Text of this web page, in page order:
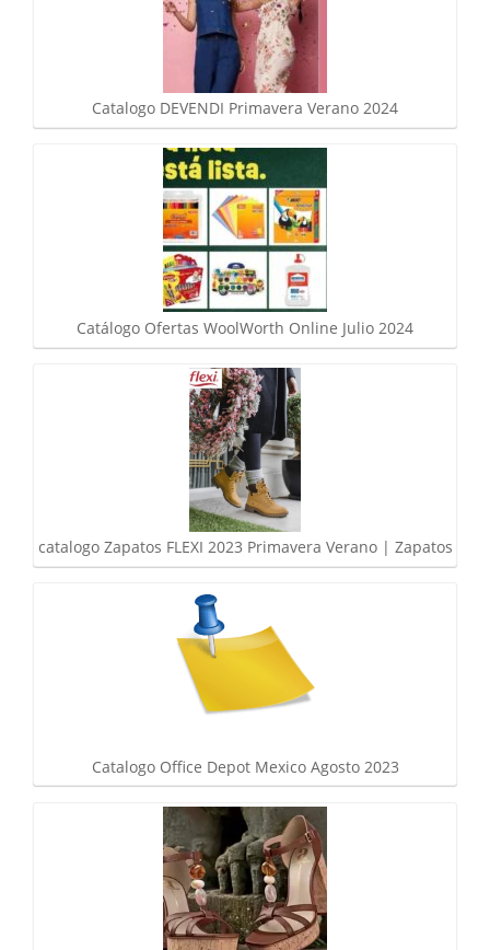
Catalogo DEVENDI Primavera Verano 2024
Catálogo Ofertas WoolWorth Online Julio 2024
catalogo Zapatos FLEXI 2023 Primavera Verano | Zapatos
Catalogo Office Depot Mexico Agosto 2023